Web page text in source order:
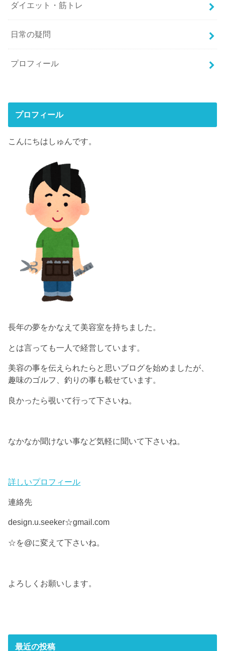
ダイエット・筋トレ
日常の疑問
プロフィール
プロフィール
こんにちはしゅんです。
長年の夢をかなえて美容室を持ちました。
とは言っても一人で経営しています。
美容の事を伝えられたらと思いブログを始めましたが、
趣味のゴルフ、釣りの事も載せています。
良かったら覗いて行って下さいね。
なかなか聞けない事など気軽に聞いて下さいね。
詳しいプロフィール
連絡先
design.u.seeker☆gmail.com
☆を@に変えて下さいね。
よろしくお願いします。
最近の投稿